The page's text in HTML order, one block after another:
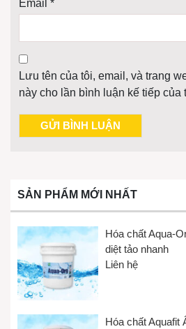
Email *
Lưu tên của tôi, email, và trang
này cho lần bình luận kế tiếp của
SẢN PHẨM MỚI NHẤT
Hóa chất Aqua-
diệt tảo nhanh
Liên hệ
Hóa chất Aquafit